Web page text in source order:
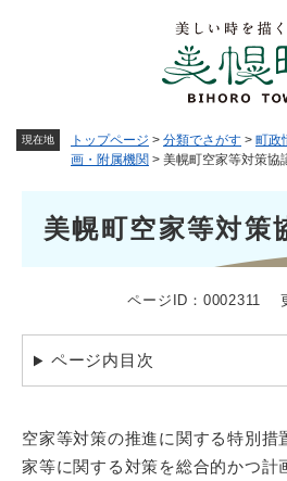
現在地 トップページ > 分類でさがす > 町政
画・附属機関 > 美幌町空家等対策協
美幌町空家等対策
ページID：0002311
ページ内目次
空家等対策の推進に関する特別措
家等に関する対策を総合的かつ計